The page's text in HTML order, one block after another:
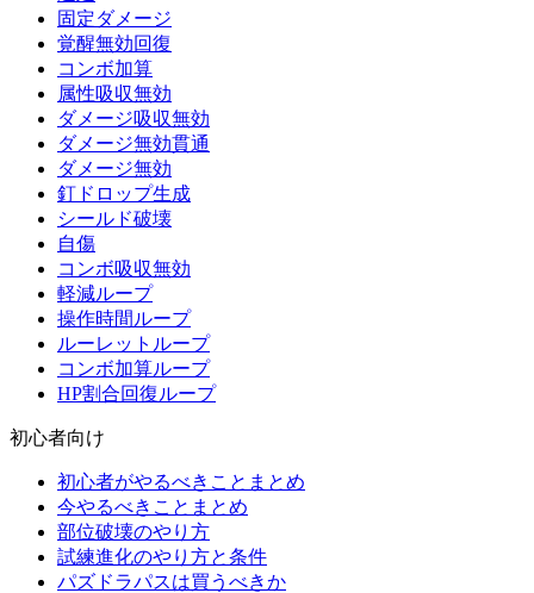
固定ダメージ
覚醒無効回復
コンボ加算
属性吸収無効
ダメージ吸収無効
ダメージ無効貫通
ダメージ無効
釘ドロップ生成
シールド破壊
自傷
コンボ吸収無効
軽減ループ
操作時間ループ
ルーレットループ
コンボ加算ループ
HP割合回復ループ
初心者向け
初心者がやるべきことまとめ
今やるべきことまとめ
部位破壊のやり方
試練進化のやり方と条件
パズドラパスは買うべきか